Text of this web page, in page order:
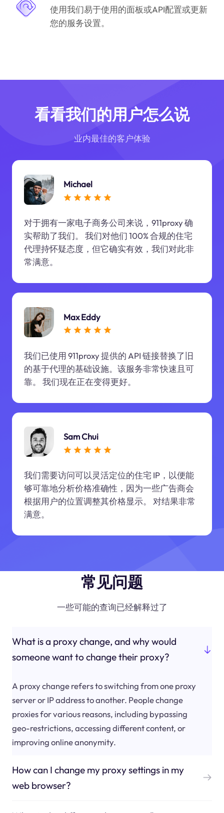
使用我们易于使用的面板或API配置或更新
您的服务设置。
看看我们的用户怎么说
业内最佳的客户体验
Michael
对于拥有一家电子商务公司来说，911proxy 确
实帮助了我们。 我们对他们 100% 合规的住宅
代理持怀疑态度，但它确实有效，我们对此非
常满意。
Max Eddy
我们已使用 911proxy 提供的 API 链接替换了旧
的基于代理的基础设施。该服务非常快速且可
靠。 我们现在正在变得更好。
Sam Chui
我们需要访问可以灵活定位的住宅 IP，以便能
够可靠地分析价格准确性，因为一些广告商会
根据用户的位置调整其价格显示。 对结果非常
满意。
常见问题
一些可能的查询已经解释过了
What is a proxy change, and why would
someone want to change their proxy?
A proxy change refers to switching from one proxy
server or IP address to another. People change
proxies for various reasons, including bypassing
geo-restrictions, accessing different content, or
improving online anonymity.
How can I change my proxy settings in my
web browser?